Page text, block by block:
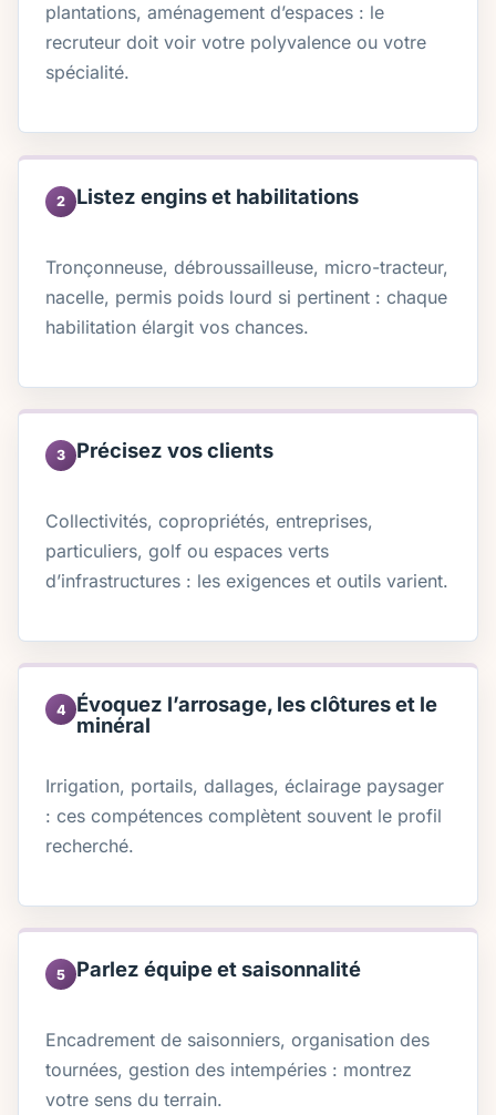
plantations, aménagement d’espaces : le
recruteur doit voir votre polyvalence ou votre
spécialité.
2 Listez engins et habilitations
Tronçonneuse, débroussailleuse, micro-tracteur,
nacelle, permis poids lourd si pertinent : chaque
habilitation élargit vos chances.
3 Précisez vos clients
Collectivités, copropriétés, entreprises,
particuliers, golf ou espaces verts
d’infrastructures : les exigences et outils varient.
4
Évoquez l’arrosage, les clôtures et le
minéral
Irrigation, portails, dallages, éclairage paysager
: ces compétences complètent souvent le profil
recherché.
5 Parlez équipe et saisonnalité
Encadrement de saisonniers, organisation des
tournées, gestion des intempéries : montrez
votre sens du terrain.